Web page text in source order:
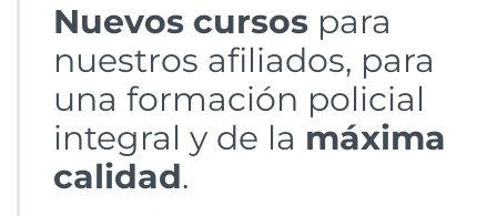
Nuevos cursos para
nuestros afiliados, para
una formación policial
integral y de la máxima
calidad.